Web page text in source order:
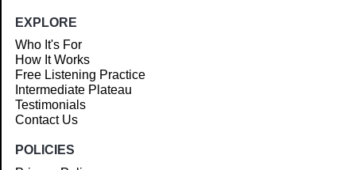
EXPLORE
Who It's For
How It Works
Free Listening Practice
Intermediate Plateau
Testimonials
Contact Us
POLICIES